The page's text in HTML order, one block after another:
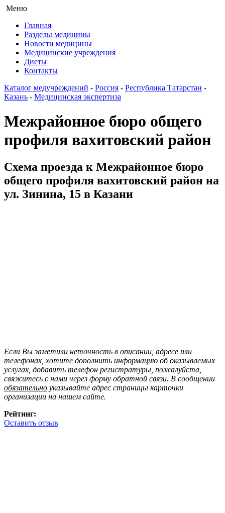
Меню
Главная
Разделы медицины
Новости медицины
Медицинские учреждения
Диеты
Контакты
Каталог медучреждений - Россия - Республика Татарстан -
Казань - Медицинская экспертиза
Межрайонное бюро общего
профиля вахитовский район
Схема проезда к Межрайонное бюро
общего профиля вахитовский район на
ул. Зинина, 15 в Казани
Если Вы заметили неточность в описании, адресе или
телефонах, хотите дополнить информацию об оказываемых
услугах, добавить телефон регистратуры, пожалуйста,
свяжитесь с нами через форму обратной связи. В сообщении
обязательно указывайте адрес страницы карточки
организации на нашем сайте.
Рейтинг:
Оставить отзыв